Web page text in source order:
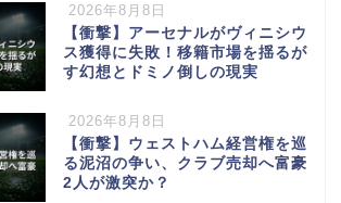
2026年8月8日
【衝撃】アーセナルがヴィニシウ
ス獲得に失敗！移籍市場を揺るが
す幻想とドミノ倒しの現実
2026年8月8日
【衝撃】ウェストハム経営権を巡
る泥沼の争い、クラブ売却へ富豪
2人が激突か？